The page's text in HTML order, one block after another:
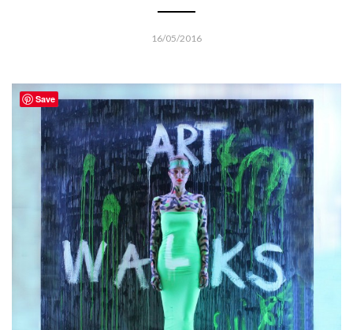
16/05/2016
Save